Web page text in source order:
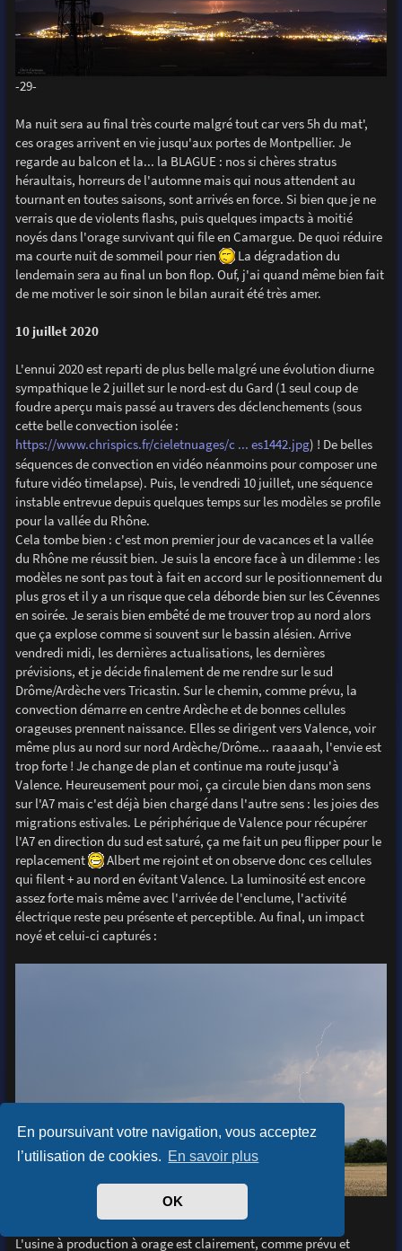
En poursuivant votre navigation, vous acceptez
l’utilisation de cookies. En savoir plus
OK
-29-
Ma nuit sera au final très courte malgré tout car vers 5h du mat',
ces orages arrivent en vie jusqu'aux portes de Montpellier. Je
regarde au balcon et la... la BLAGUE : nos si chères stratus
héraultais, horreurs de l'automne mais qui nous attendent au
tournant en toutes saisons, sont arrivés en force. Si bien que je ne
verrais que de violents flashs, puis quelques impacts à moitié
noyés dans l'orage survivant qui file en Camargue. De quoi réduire
ma courte nuit de sommeil pour rien
La dégradation du
lendemain sera au final un bon flop. Ouf, j'ai quand même bien fait
de me motiver le soir sinon le bilan aurait été très amer.
10 juillet 2020
L'ennui 2020 est reparti de plus belle malgré une évolution diurne
sympathique le 2 juillet sur le nord-est du Gard (1 seul coup de
foudre aperçu mais passé au travers des déclenchements (sous
cette belle convection isolée :
https://www.chrispics.fr/cieletnuages/c ... es1442.jpg) ! De belles
séquences de convection en vidéo néanmoins pour composer une
future vidéo timelapse). Puis, le vendredi 10 juillet, une séquence
instable entrevue depuis quelques temps sur les modèles se profile
pour la vallée du Rhône.
Cela tombe bien : c'est mon premier jour de vacances et la vallée
du Rhône me réussit bien. Je suis la encore face à un dilemme : les
modèles ne sont pas tout à fait en accord sur le positionnement du
plus gros et il y a un risque que cela déborde bien sur les Cévennes
en soirée. Je serais bien embêté de me trouver trop au nord alors
que ça explose comme si souvent sur le bassin alésien. Arrive
vendredi midi, les dernières actualisations, les dernières
prévisions, et je décide finalement de me rendre sur le sud
Drôme/Ardèche vers Tricastin. Sur le chemin, comme prévu, la
convection démarre en centre Ardèche et de bonnes cellules
orageuses prennent naissance. Elles se dirigent vers Valence, voir
même plus au nord sur nord Ardèche/Drôme... raaaaah, l'envie est
trop forte ! Je change de plan et continue ma route jusqu'à
Valence. Heureusement pour moi, ça circule bien dans mon sens
sur l'A7 mais c'est déjà bien chargé dans l'autre sens : les joies des
migrations estivales. Le périphérique de Valence pour récupérer
l'A7 en direction du sud est saturé, ça me fait un peu flipper pour le
replacement
Albert me rejoint et on observe donc ces cellules
qui filent + au nord en évitant Valence. La luminosité est encore
assez forte mais même avec l'arrivée de l'enclume, l'activité
électrique reste peu présente et perceptible. Au final, un impact
noyé et celui-ci capturés :
L'usine à production à orage est clairement, comme prévu et